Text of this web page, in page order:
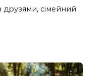
друзями, сімейний